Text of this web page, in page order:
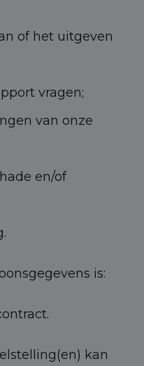
of het uitgeven
vragen;
van onze
en/of
is:
kan